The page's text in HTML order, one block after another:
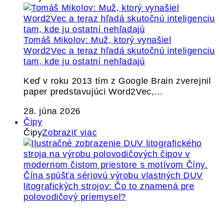
Tomáš Mikolov: Muž, ktorý vynašiel
Word2Vec a teraz hľadá skutočnú inteligenciu
tam, kde ju ostatní nehľadajú
Keď v roku 2013 tím z Google Brain zverejnil
paper predstavujúci Word2Vec,…
28. júna 2026
Čipy
ČipyZobraziť viac
Čína spúšťa sériovú výrobu vlastných DUV
litografických strojov: Čo to znamená pre
polovodičový priemysel?